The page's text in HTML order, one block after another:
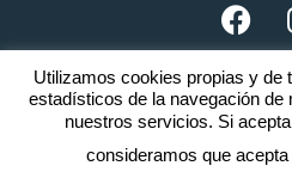
Copyright © 2026 ·
El incumplimiento de una o varias
Política de
Utilizamos cookies propias y de
estadísticos de la navegación
nuestros servicios. Si
consideramos que